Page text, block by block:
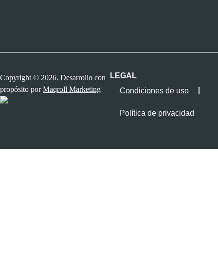
Copyright © 2026. Desarrollo con
propósito porMaqroll Marketing
LEGAL
Condiciones de uso
Política de privacidad